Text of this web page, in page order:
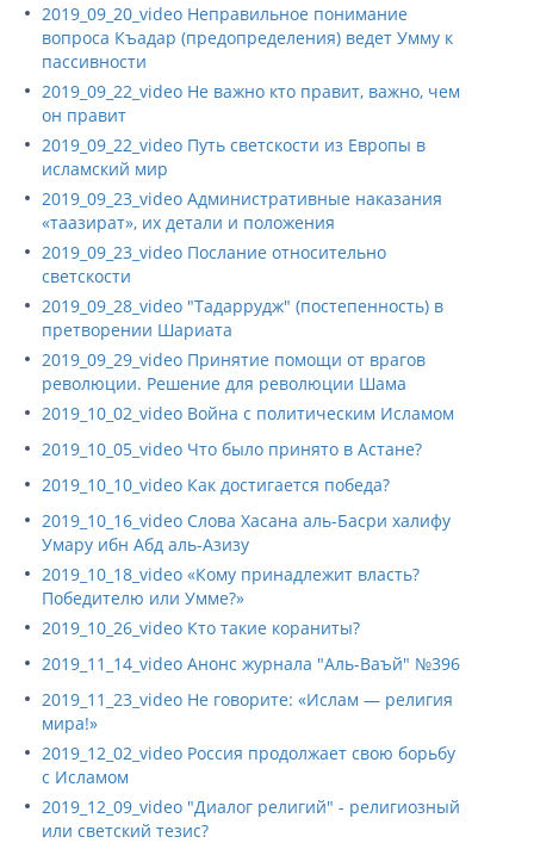
2019_09_20_video Неправильное понимание
вопроса Къадар (предопределения) ведет Умму к
пассивности
2019_09_22_video Не важно кто правит, важно, чем
он правит
2019_09_22_video Путь светскости из Европы в
исламский мир
2019_09_23_video Административные наказания
«таазират», их детали и положения
2019_09_23_video Послание относительно
светскости
2019_09_28_video "Тадаррудж" (постепенность) в
претворении Шариата
2019_09_29_video Принятие помощи от врагов
революции. Решение для революции Шама
2019_10_02_video Война с политическим Исламом
2019_10_05_video Что было принято в Астане?
2019_10_10_video Как достигается победа?
2019_10_16_video Слова Хасана аль-Басри халифу
Умару ибн Абд аль-Азизу
2019_10_18_video «Кому принадлежит власть?
Победителю или Умме?»
2019_10_26_video Кто такие кораниты?
2019_11_14_video Анонс журнала "Аль-Ваъй" №396
2019_11_23_video Не говорите: «Ислам — религия
мира!»
2019_12_02_video Россия продолжает свою борьбу
с Исламом
2019_12_09_video "Диалог религий" - религиозный
или светский тезис?